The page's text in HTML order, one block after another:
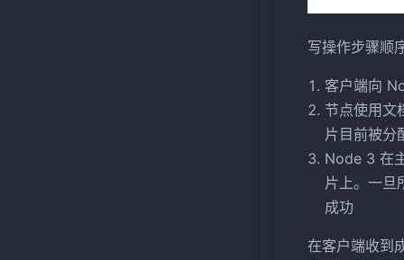
写操作步骤顺
客户端向
节点使用文
片目前被分
Node 3 在
片上。一旦
成功
在客户端收到